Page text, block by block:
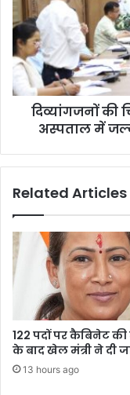
सुविधा
के
लिए
कोरोनेशन
अस्पताल
में
सेंटर’
दिव्यांगजनों की
अस्पताल में
Related Articles
122 पदों पर कैबिनेट
के बाद खेल मंत्री ने दी
13 hours ago